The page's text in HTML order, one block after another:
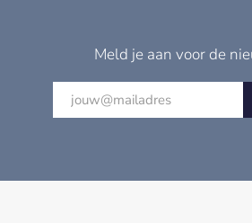
Meld je aan voor de